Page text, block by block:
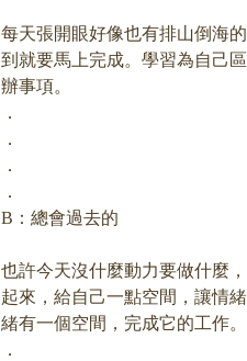
每天張開眼好像也有排山倒海
到就要馬上完成。學習為自己
辦事項。
．
．
．
．
B：總會過去的
也許今天沒什麼動力要做什麼
起來，給自己一點空間，讓情
緒有一個空間，完成它的工作。
．